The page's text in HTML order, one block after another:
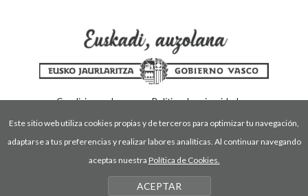
Condiciones de uso
Política de privacidad
Política de cookies
Este sitio web utiliza cookies propias y de terceros para optimizar tu navegación,
adaptarse a tus preferencias y realizar labores analíticas. Al continuar navegando
aceptas nuestra Política de Cookies.
ACEPTAR